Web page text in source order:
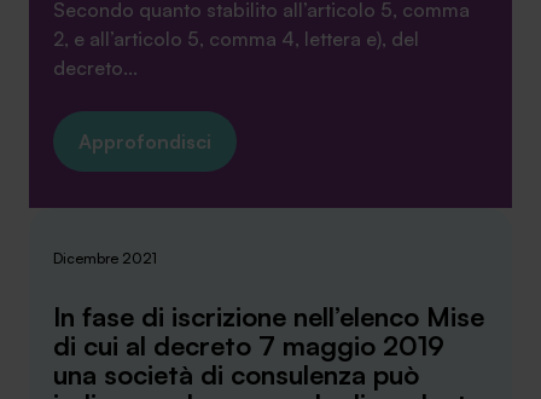
Secondo quanto stabilito all’articolo 5, comma
2, e all’articolo 5, comma 4, lettera e), del
decreto...
Approfondisci
Dicembre 2021
In fase di iscrizione nell’elenco Mise
di cui al decreto 7 maggio 2019
una società di consulenza può